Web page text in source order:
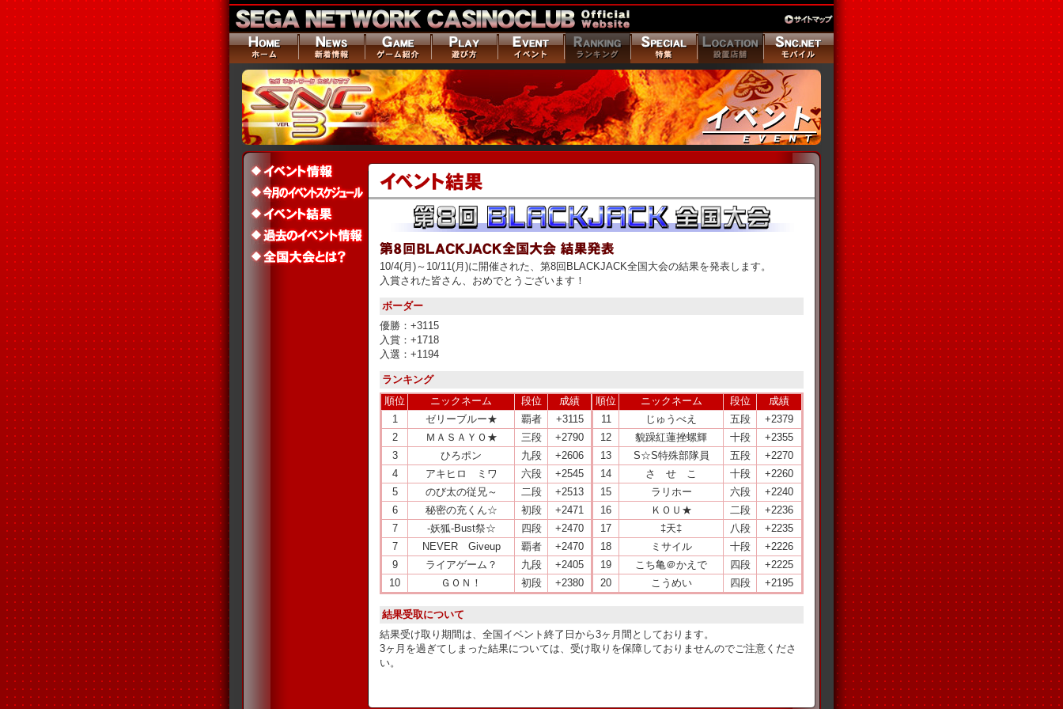
10/4(月)～10/11(月)に開催された、第8回BLACKJACK全国大会の結果を発表します。
入賞された皆さん、おめでとうございます！
ボーダー
優勝：+3115
入賞：+1718
入選：+1194
ランキング
順位
ニックネーム 段位
成績
1
ゼリーブルー★ 覇者
+3115
2
ＭＡＳＡＹＯ★ 三段
+2790
3
ひろポン 九段
+2606
4
アキヒロ ミワ 六段
+2545
5
のび太の従兄～ 二段
+2513
6
秘密の充くん☆ 初段
+2471
7
-妖狐-Bust祭☆ 四段
+2470
7
NEVER Giveup 覇者
+2470
9
ライアゲーム？ 九段
+2405
10
ＧＯＮ！ 初段 +2380
順位 ニックネーム 段位
成績
11
じゅうべえ 五段
+2379
12
貌躁紅蓮挫螺輝 十段
+2355
13
S☆S特殊部隊員 五段
+2270
14
さ せ こ 十段
+2260
15
ラリホー 六段
+2240
16
ＫＯＵ★ 二段
+2236
17
‡天‡ 八段
+2235
18
ミサイル 十段
+2226
19
こち亀＠かえで 四段
+2225
20
こうめい 四段 +2195
結果受取について
結果受け取り期間は、全国イベント終了日から3ヶ月間としております。
3ヶ月を過ぎてしまった結果については、受け取りを保障しておりませんのでご注意くださ
い。